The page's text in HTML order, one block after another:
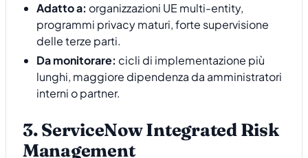
Adatto a: organizzazioni UE multi-entity,
programmi privacy maturi, forte supervisione
delle terze parti.
Da monitorare: cicli di implementazione più
lunghi, maggiore dipendenza da amministratori
interni o partner.
3. ServiceNow Integrated Risk
Management